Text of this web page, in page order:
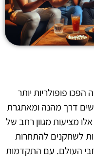
הפכו פופולריות יותר
דרך מהנה ומאתגרת
מציעות מגוון רחב של
לשחקנים להתחרות
העולם. עם התקדמות